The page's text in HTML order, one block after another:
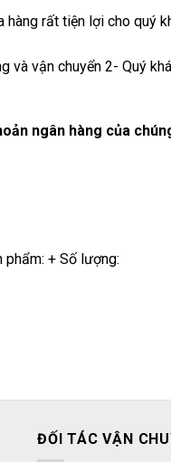
hàng rất tiện lợi cho quý
và vận chuyển 2- Quý
ngân hàng của
phẩm: + Số lượng:
ĐỐI TÁC VẬN